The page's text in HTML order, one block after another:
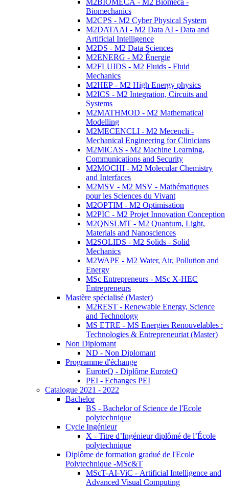
M2BIOMECA - M2 Biomeca -
Biomechanics
M2CPS - M2 Cyber Physical System
M2DATAAI - M2 Data AI - Data and
Artificial Intelligence
M2DS - M2 Data Sciences
M2ENERG - M2 Énergie
M2FLUIDS - M2 Fluids - Fluid
Mechanics
M2HEP - M2 High Energy physics
M2ICS - M2 Integration, Circuits and
Systems
M2MATHMOD - M2 Mathematical
Modelling
M2MECENCLI - M2 Mecencli -
Mechanical Engineering for Clinicians
M2MICAS - M2 Machine Learning,
Communications and Security
M2MOCHI - M2 Molecular Chemistry
and Interfaces
M2MSV - M2 MSV - Mathématiques
pour les Sciences du Vivant
M2OPTIM - M2 Optimisation
M2PIC - M2 Projet Innovation Conception
M2QNSLMT - M2 Quantum, Light,
Materials and Nanosciences
M2SOLIDS - M2 Solids - Solid
Mechanics
M2WAPE - M2 Water, Air, Pollution and
Energy
MSc Entrepreneurs - MSc X-HEC
Entrepreneurs
Mastère spécialisé (Master)
M2REST - Renewable Energy, Science
and Technology
MS ETRE - MS Energies Renouvelables :
Technologies & Entrepreneuriat (Master)
Non Diplomant
ND - Non Diplomant
Programme d'échange
EuroteQ - Diplôme EuroteQ
PEI - Echanges PEI
Catalogue 2021 - 2022
Bachelor
BS - Bachelor of Science de l'Ecole
polytechnique
Cycle Ingénieur
X - Titre d’Ingénieur diplômé de l’École
polytechnique
Diplôme de formation gradué de l'Ecole
Polytechnique -MSc&T
MScT-AI-ViC - Artificial Intelligence and
Advanced Visual Computing